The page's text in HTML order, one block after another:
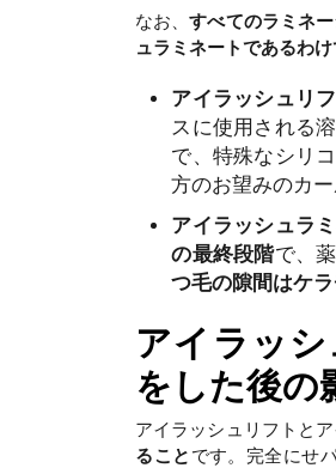
なお、すべてのラミネ
ュラミネートであるわけ
アイラッシュリ
スに使用される
で、特殊なシリ
方のお望みのカ
アイラッシュラ
の最終段階で、
つ毛の隙間はケ
アイラッ
をした後の
アイラッシュリフトと
ること です。完全にせ